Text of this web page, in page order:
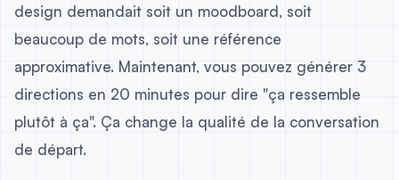
design demandait soit un moodboard, soit
beaucoup de mots, soit une référence
approximative. Maintenant, vous pouvez générer 3
directions en 20 minutes pour dire "ça ressemble
plutôt à ça". Ça change la qualité de la conversation
de départ.